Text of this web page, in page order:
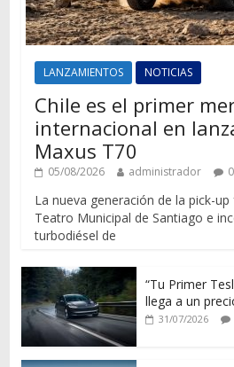
LANZAMIENTOS NOTICIAS
Chile es el primer
internacional en
Maxus T70
05/08/2026 administrador 0
La nueva generación de la pick-
Teatro Municipal de Santiago e
turbodiésel de
“Tu Primer
llega a un
31/07/2026